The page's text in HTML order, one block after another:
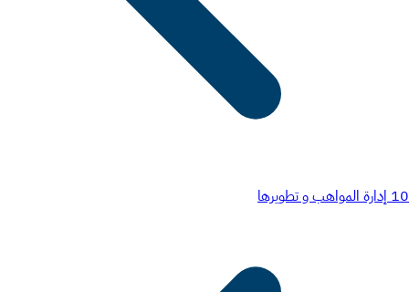
10 إدارة المواهب و تطويرها